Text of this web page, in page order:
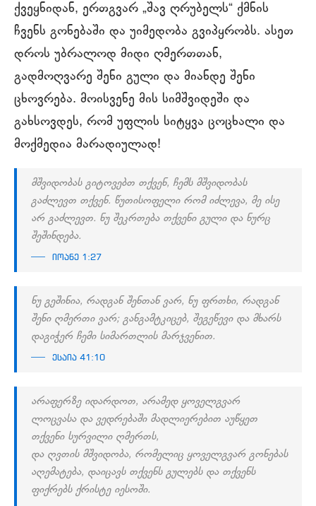
ქვეყნიდან, ერთგვარ „შავ ღრუბელს“ ქმნის
ჩვენს გონებაში და უიმედობა გვიპყრობს. ასეთ
დროს უბრალოდ მიდი ღმერთთან,
გადმოღვარე შენი გული და მიანდე შენი
ცხოვრება. მოისვენე მის სიმშვიდეში და
გახსოვდეს, რომ უფლის სიტყვა ცოცხალი და
მოქმედია მარადიულად!
მშვიდობას გიტოვებთ თქვენ, ჩემს მშვიდობას
გაძლევთ თქვენ. წუთისოფელი რომ იძლევა, მე ისე
არ გაძლევთ. ნუ შეკრთება თქვენი გული და ნურც
შეშინდება.
იოანე 1:27
ნუ გეშინია, რადგან შენთან ვარ, ნუ ფრთხი, რადგან
შენი ღმერთი ვარ; განგამტკიცებ, შეგეწევი და მხარს
დაგიჭერ ჩემი სიმართლის მარჯვენით.
ესაია 41:10
არაფერზე იდარდოთ, არამედ ყოველგვარ
ლოცვასა და ვედრებაში მადლიერებით აუწყეთ
თქვენი სურვილი ღმერთს,
და ღვთის მშვიდობა, რომელიც ყოველგვარ გონებას
აღემატება, დაიცავს თქვენს გულებს და თქვენს
ფიქრებს ქრისტე იესოში.